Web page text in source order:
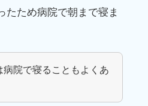
たため病院で朝まで寝ま
病院で寝ることもよくあ